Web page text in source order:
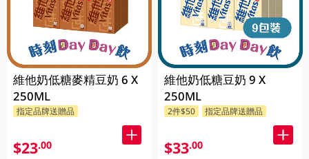
維他奶低糖麥精豆奶 6 X
250ML
指定品牌送贈品
$23.00
維他奶低糖豆奶 9 X
250ML
2件$50 指定品牌送贈品
$33.00